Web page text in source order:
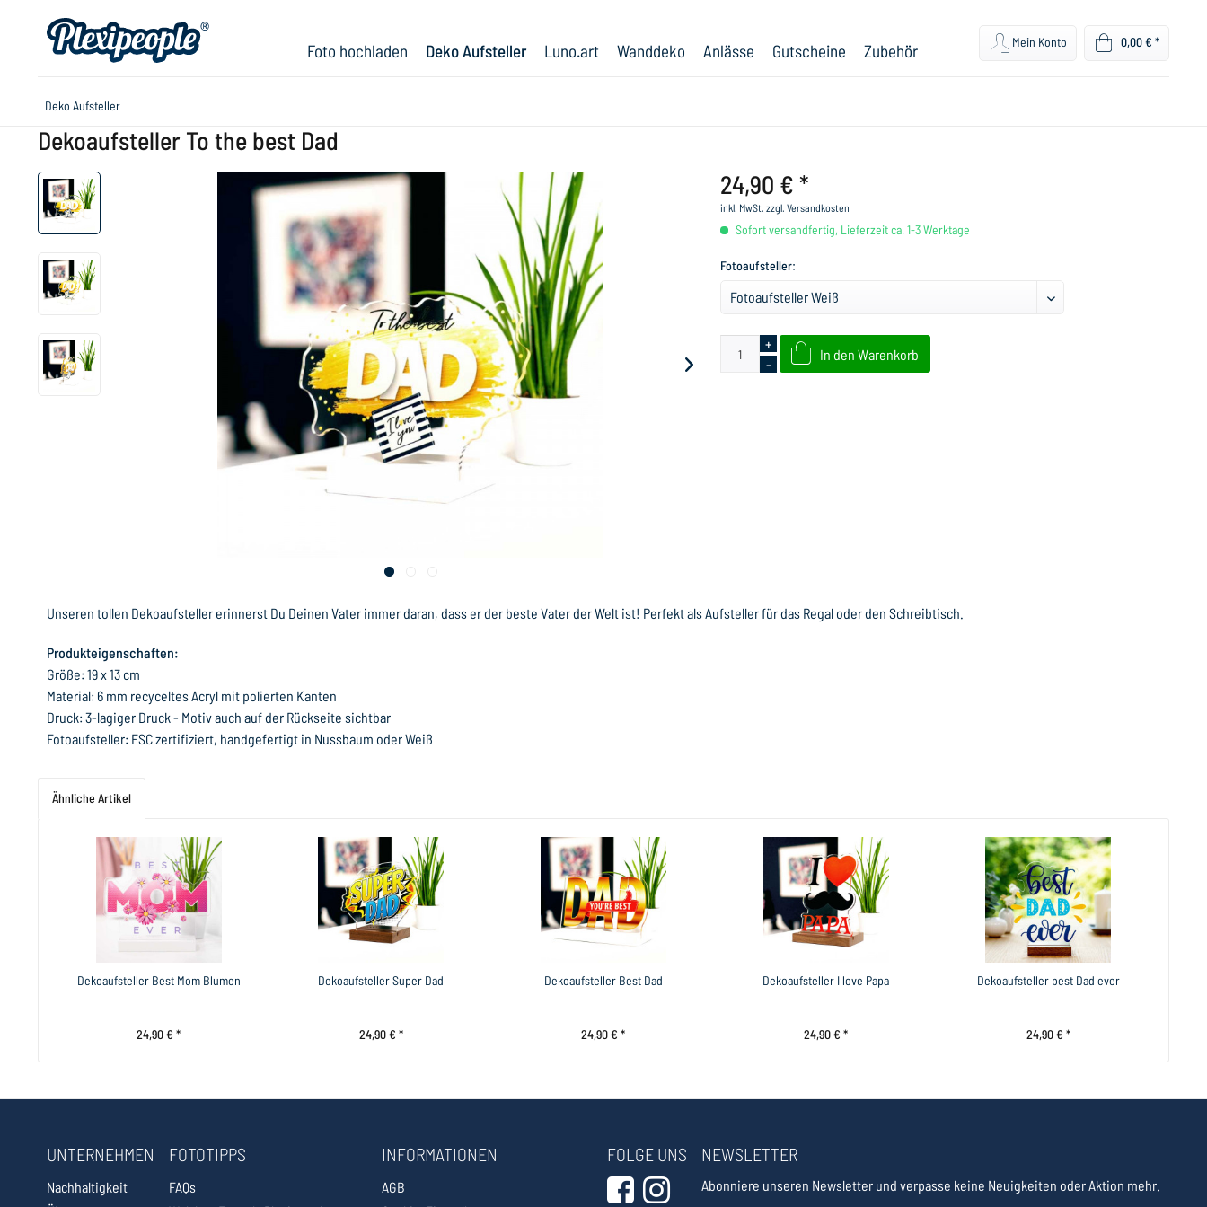
Foto hochladen Deko Aufsteller Luno.art Wanddeko Anlässe Gutscheine Zubehör Mein Konto 0,00 € *
Deko Aufsteller
Dekoaufsteller To the best Dad
24,90 € *
inkl. MwSt. zzgl. Versandkosten
Sofort versandfertig, Lieferzeit ca. 1-3 Werktage
Fotoaufsteller:
+
-
In den Warenkorb
Unseren tollen Dekoaufsteller erinnerst Du Deinen Vater immer daran, dass er der beste Vater der Welt ist! Perfekt als Aufsteller für das Regal oder den Schreibtisch.
Produkteigenschaften:
Größe: 19 x 13 cm
Material: 6 mm recyceltes Acryl mit polierten Kanten
Druck: 3-lagiger Druck - Motiv auch auf der Rückseite sichtbar
Fotoaufsteller: FSC zertifiziert, handgefertigt in Nussbaum oder Weiß
Ähnliche Artikel
Dekoaufsteller Best Mom Blumen
24,90 € *
Dekoaufsteller Super Dad
24,90 € *
Dekoaufsteller Best Dad
24,90 € *
Dekoaufsteller I love Papa
24,90 € *
Dekoaufsteller best Dad ever
24,90 € *
UNTERNEHMEN
Nachhaltigkeit
FOTOTIPPS
FAQs
INFORMATIONEN
AGB
FOLGE UNS NEWSLETTER
Abonniere unseren Newsletter und verpasse keine Neuigkeiten oder Aktion mehr.